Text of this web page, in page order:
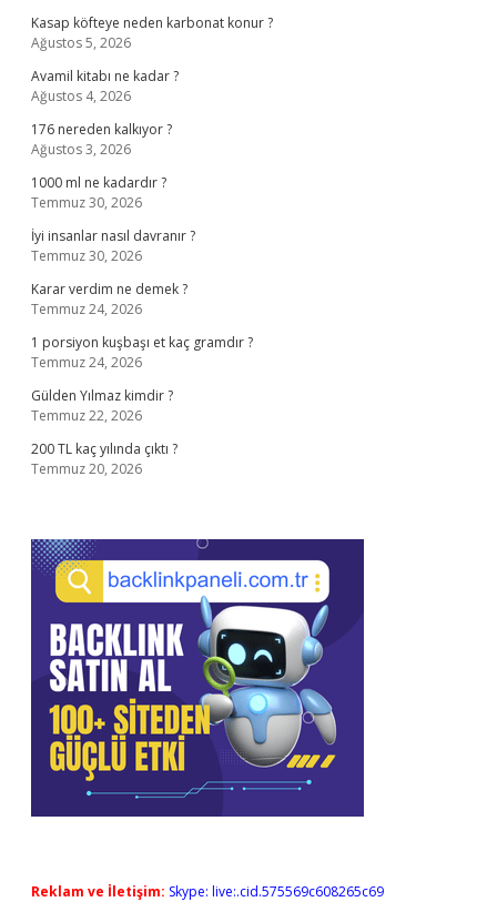
Kasap köfteye neden karbonat konur ?
Ağustos 5, 2026
Avamil kitabı ne kadar ?
Ağustos 4, 2026
176 nereden kalkıyor ?
Ağustos 3, 2026
1000 ml ne kadardır ?
Temmuz 30, 2026
İyi insanlar nasıl davranır ?
Temmuz 30, 2026
Karar verdim ne demek ?
Temmuz 24, 2026
1 porsiyon kuşbaşı et kaç gramdır ?
Temmuz 24, 2026
Gülden Yılmaz kimdir ?
Temmuz 22, 2026
200 TL kaç yılında çıktı ?
Temmuz 20, 2026
Reklam ve İletişim: Skype: live:.cid.575569c608265c69